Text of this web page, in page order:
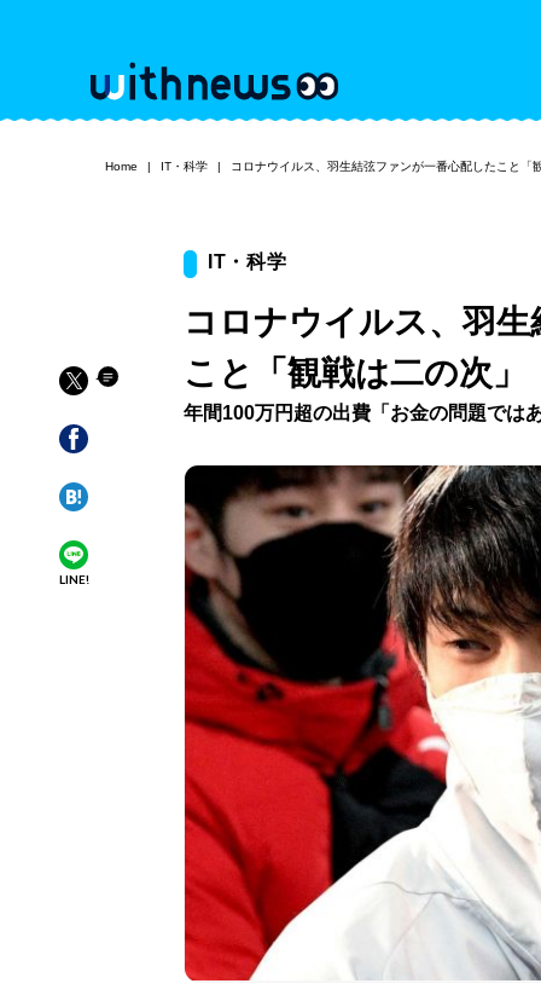
Home IT・科学 コロナウイルス、羽生結弦ファンが一番心配したこと「
LINE!
IT・科学
コロナウイルス、羽
こと「観戦は二の次」
年間100万円超の出費「お金の問題では